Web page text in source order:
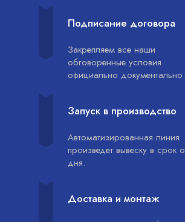
Подписание договора
Закрепляем все наши
обговоренные условия
официально документально.
Запуск в производство
Автоматизированная линия
произведет вывеску в срок
дня.
Доставка и монтаж